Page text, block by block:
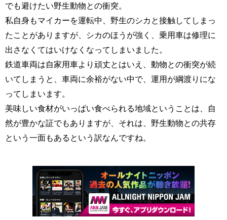
でも避けたい野生動物との衝突。
私自身もマイカーを運転中、野生のシカと接触してしまっ
たことがありますが、シカのほうが強く、乗用車は修理に
出さなくてはいけなくなってしまいました。
鉄道車両は自家用車より頑丈とはいえ、動物との衝突が続
いてしまうと、車両に余裕がない中で、運用が綱渡りにな
ってしまいます。
美味しい食材がいっぱい食べられる地域ということは、自
然が豊かな証でもありますが、それは、野生動物との共存
という一面もあるという訳なんですね。